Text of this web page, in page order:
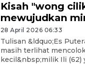
Kisah "wong
mewujudkan
28 April 2026 06:33
Tulisan &ldquo;Es
masih terlihat
kecil&nbsp;milik Ili (62)